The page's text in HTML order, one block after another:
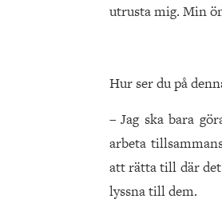
utrusta mig. Min
Hur ser du på
– Jag ska bara
arbeta
att rätta till där det
lyssna till dem.